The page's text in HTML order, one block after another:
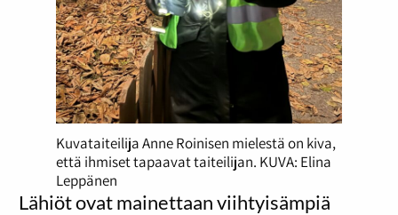
Kuvataiteilija Anne Roinisen mielestä on kiva,
että ihmiset tapaavat taiteilijan. KUVA: Elina
Leppänen
Lähiöt ovat mainettaan viihtyisämpiä